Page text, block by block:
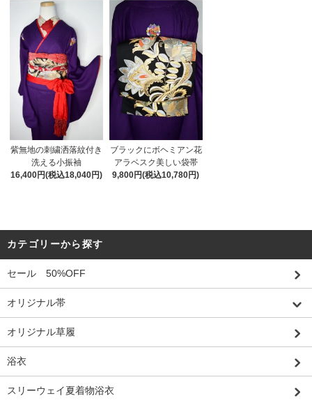
紫無地の刺繍洒落紋付き
洗える小振袖
16,400円(税込18,040円)
ブラックにボヘミアン花
アラベスク美しい袋帯
9,800円(税込10,780円)
カテゴリーから探す
セール 50%OFF
オリジナル帯
オリジナル草履
浴衣
スリーウェイ夏着物浴衣